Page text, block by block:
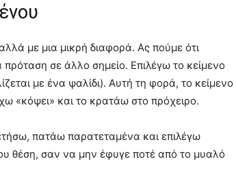
αλλά με μια μικρή διαφορά. Ας πούμε ότι
σε άλλο σημείο. Επιλέγω το κείμενο
με ένα ψαλίδι). Αυτή τη φορά, το κείμενο
«κόψει» και το κρατάω στο πρόχειρο.
πατάω παρατεταμένα και επιλέγω
θέση, σαν να μην έφυγε ποτέ από το μυαλό